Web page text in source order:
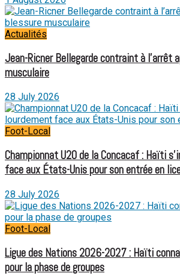
Actualités
Jean-Ricner Bellegarde contraint à l’arrêt
musculaire
28 July 2026
Foot-Local
Championnat U20 de la Concacaf : Haïti
face aux États-Unis pour son entrée en
28 July 2026
Foot-Local
Ligue des Nations 2026-2027 : Haïti
pour la phase de groupes